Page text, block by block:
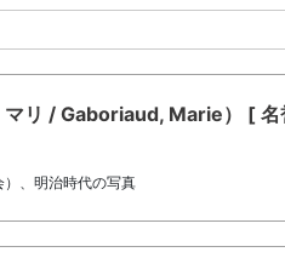
リ / Gaboriaud, Marie） [ 名
、明治時代の写真